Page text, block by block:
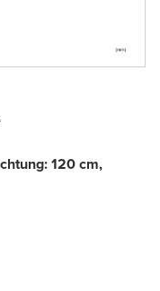
120 cm,